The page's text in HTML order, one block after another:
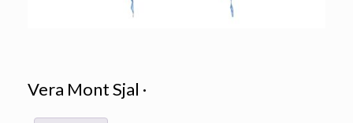
Vera Mont Sjal ·